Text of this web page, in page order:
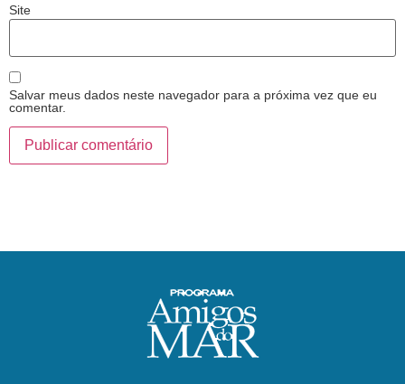
Site
Salvar meus dados neste navegador para a próxima vez que eu
comentar.